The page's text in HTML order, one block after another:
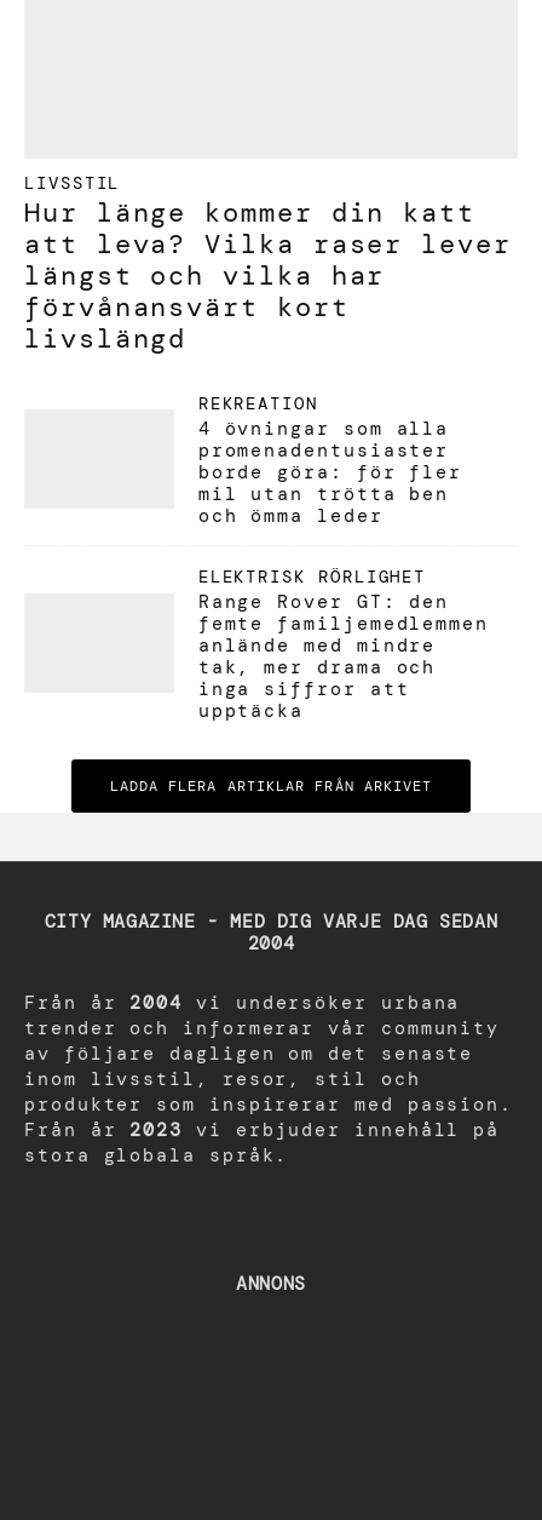
LIVSSTIL
Hur länge kommer din katt
att leva? Vilka raser lever
längst och vilka har
förvånansvärt kort
livslängd
REKREATION
4 övningar som alla
promenadentusiaster
borde göra: för fler
mil utan trötta ben
och ömma leder
ELEKTRISK RÖRLIGHET
Range Rover GT: den
femte familjemedlemmen
anlände med mindre
tak, mer drama och
inga siffror att
upptäcka
LADDA FLERA ARTIKLAR FRÅN ARKIVET
CITY MAGAZINE - MED DIG VARJE DAG SEDAN
2004
Från år 2004 vi undersöker urbana
trender och informerar vår community
av följare dagligen om det senaste
inom livsstil, resor, stil och
produkter som inspirerar med passion.
Från år 2023
vi erbjuder innehåll på
stora globala språk.
ANNONS